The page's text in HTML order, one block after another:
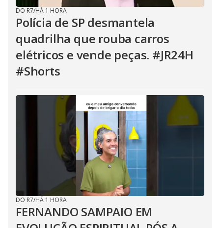
DO R7/HÁ 1 HORA
Polícia de SP desmantela
quadrilha que rouba carros
elétricos e vende peças. #JR24H
#Shorts
DO R7/HÁ 1 HORA
FERNANDO SAMPAIO EM